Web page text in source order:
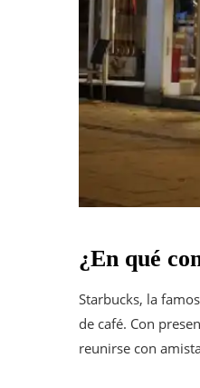
¿En qué
Starbucks, la
de café. Con
reunirse con